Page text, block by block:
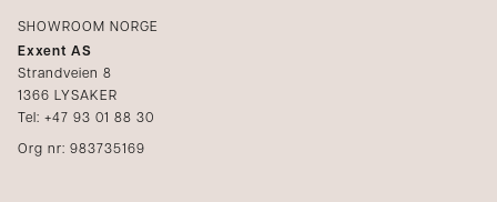
SHOWROOM NORGE
Exxent AS
Strandveien 8
1366 LYSAKER
Tel: +47 93 01 88 30
Org nr: 983735169